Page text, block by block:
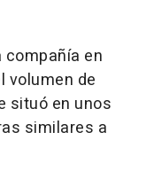
compañía en
volumen de
situó en unos
similares a